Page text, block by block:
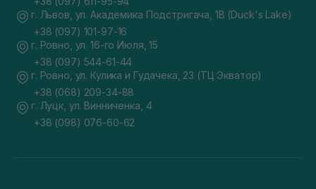
г. Львов, ул. Академика Подстригача, 1В (Duck's Lake)
+38 (097) 101-97-16
г. Ровно, ул. 16-го Июля, 15
+38 (097) 544-61-44
г. Ровно, ул. Кулика и Гудачека, 23 (ТЦ Экватор)
+38 (068) 209-34-88
г. Луцк, ул. Винниченка, 4
+38 (098) 076-60-62